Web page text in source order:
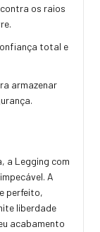
os raios
total e
armazenar
a Legging com
A
perfeito,
liberdade
acabamento